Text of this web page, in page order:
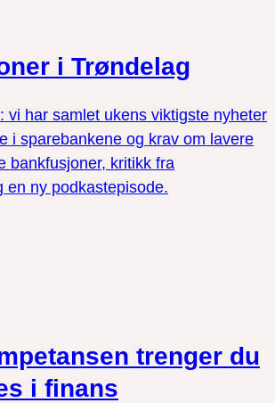
i Trøndelag
vi har samlet ukens viktigste nyheter
i sparebankene og krav om lavere
bankfusjoner, kritikk fra
en ny podkastepisode.
trenger du
i finans